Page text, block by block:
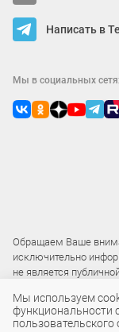
Написать в
Мы в социальных
Обращаем Ваше
исключительно
не является
2015 – 2026 © ООО
Мы используем
функциональности